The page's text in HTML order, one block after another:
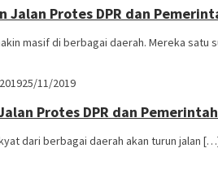
Jalan Protes DPR dan
masif di berbagai daerah. Mereka satu
25/11/2019
Protes DPR dan Pemerintah
dari berbagai daerah akan turun jalan